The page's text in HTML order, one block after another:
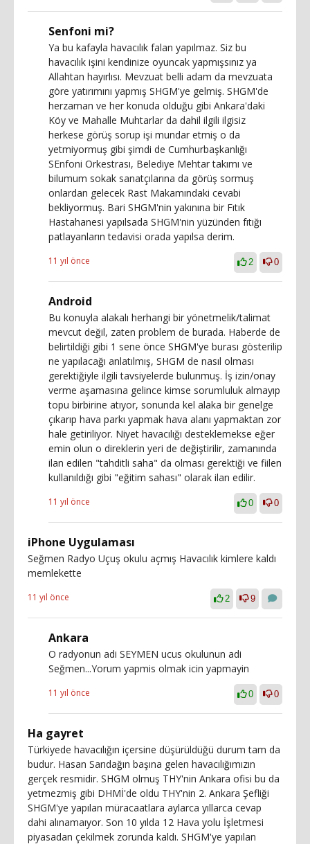
Senfoni mi?
Ya bu kafayla havacılık falan yapılmaz. Siz bu
havacılık işini kendinize oyuncak yapmışsınız ya
Allahtan hayırlısı. Mevzuat belli adam da mevzuata
göre yatırımını yapmış SHGM'ye gelmiş. SHGM'de
herzaman ve her konuda olduğu gibi Ankara'daki
Köy ve Mahalle Muhtarlar da dahil ilgili ilgisiz
herkese görüş sorup işi mundar etmiş o da
yetmiyormuş gibi şimdi de Cumhurbaşkanlığı
SEnfoni Orkestrası, Belediye Mehtar takımı ve
bilumum sokak sanatçılarına da görüş sormuş
onlardan gelecek Rast Makamındaki cevabi
bekliyormuş. Bari SHGM'nin yakınına bir Fıtık
Hastahanesi yapılsada SHGM'nin yüzünden fıtığı
patlayanların tedavisi orada yapılsa derim.
11 yıl önce 2 0
Android
Bu konuyla alakalı herhangi bir yönetmelik/talimat
mevcut değil, zaten problem de burada. Haberde de
belirtildiği gibi 1 sene önce SHGM'ye burası gösterilip
ne yapılacağı anlatılmış, SHGM de nasıl olması
gerektiğiyle ilgili tavsiyelerde bulunmuş. İş izin/onay
verme aşamasına gelince kimse sorumluluk almayıp
topu birbirine atıyor, sonunda kel alaka bir genelge
çıkarıp hava parkı yapmak hava alanı yapmaktan zor
hale getiriliyor. Niyet havacılığı desteklemekse eğer
emin olun o direklerin yeri de değiştirilir, zamanında
ilan edilen "tahditli saha" da olması gerektiği ve fiilen
kullanıldığı gibi "eğitim sahası" olarak ilan edilir.
11 yıl önce 0 0
iPhone Uygulaması
Seğmen Radyo Uçuş okulu açmış Havacılık kimlere kaldı
memlekette
11 yıl önce 2 9
Ankara
O radyonun adi SEYMEN ucus okulunun adi
Seğmen...Yorum yapmis olmak icin yapmayin
11 yıl önce 0 0
Ha gayret
Türkiyede havacılığın içersine düşürüldüğü durum tam da
budur. Hasan Sarıdağın başına gelen havacılığımızın
gerçek resmidir. SHGM olmuş THY'nin Ankara ofisi bu da
yetmezmiş gibi DHMİ'de oldu THY'nin 2. Ankara Şefliği
SHGM'ye yapılan müracaatlara aylarca yıllarca cevap
dahi alınamaıyor. Son 10 yılda 12 Hava yolu İşletmesi
piyasadan çekilmek zorunda kaldı. SHGM'ye yapılan